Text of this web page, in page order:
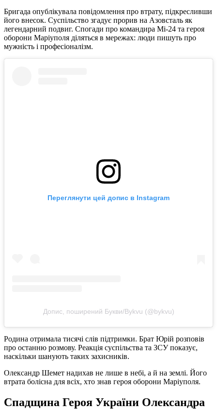
Бригада опублікувала повідомлення про втрату, підкресливши
його внесок. Суспільство згадує прорив на Азовсталь як
легендарний подвиг. Спогади про командира Мі-24 та героя
оборони Маріуполя діляться в мережах: люди пишуть про
мужність і професіоналізм.
Переглянути цей допис в Instagram
Допис, поширений Букви/Bykvu (@bykvu)
Родина отримала тисячі слів підтримки. Брат Юрій розповів
про останню розмову. Реакція суспільства та ЗСУ показує,
наскільки шанують таких захисників.
Олександр Шемет надихав не лише в небі, а й на землі. Його
втрата болісна для всіх, хто знав героя оборони Маріуполя.
Спадщина Героя України Олександра